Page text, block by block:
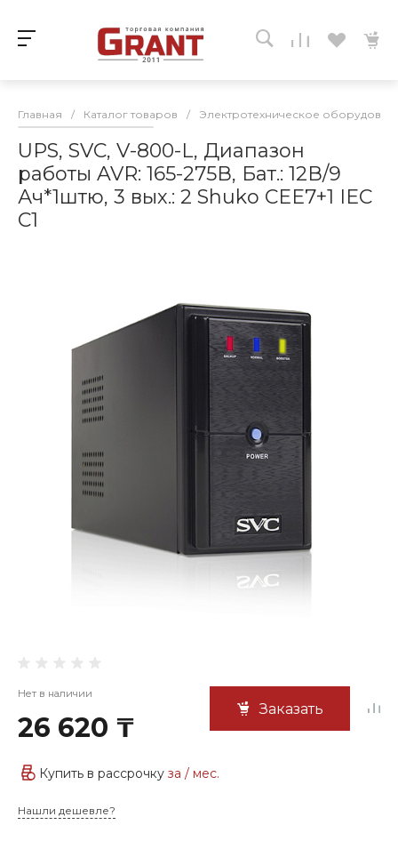
Главная / Каталог товаров / Электротехническое
UPS, SVC, V-800-L, Диапазон
работы AVR: 165-275В, Бат.: 12В/9
Ач*1штю, 3 вых.: 2 Shuko CEE7+1 IEC
C1
Нет в наличии
26 620 ₸
Заказать
Купить в рассрочку за / мес.
Нашли дешевле?